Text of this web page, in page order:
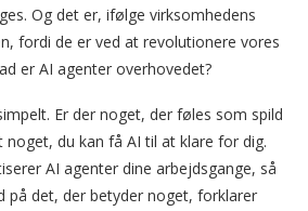
Og det er, ifølge virksomhedens
fordi de er ved at revolutionere vores
er AI agenter overhovedet?
Er der noget, der føles som spild
noget, du kan få AI til at klare for dig.
AI agenter dine arbejdsgange, så
på det, der betyder noget, forklarer